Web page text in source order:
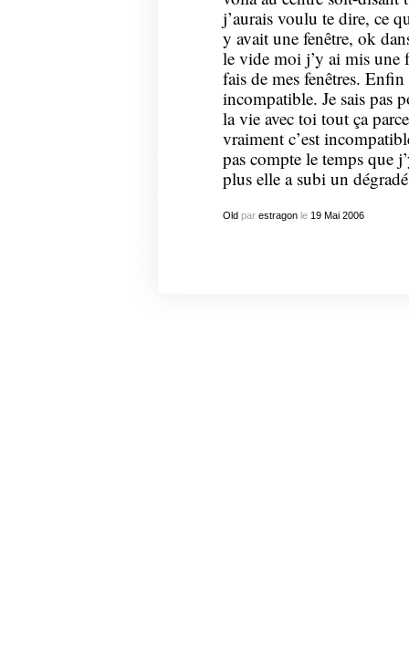
j’aurais voulu te dire, ce
y avait une fenêtre, ok
le vide moi j’y ai mis une
fais de mes fenêtres.
incompatible. Je sais pas
la vie avec toi tout ça
vraiment c’est
pas compte le temps que
plus elle a subi un
Oldpar estragonle 19 Mai 2006